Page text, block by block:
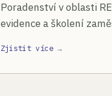
Poradenství v oblasti
evidence a školení
Zjistit více →